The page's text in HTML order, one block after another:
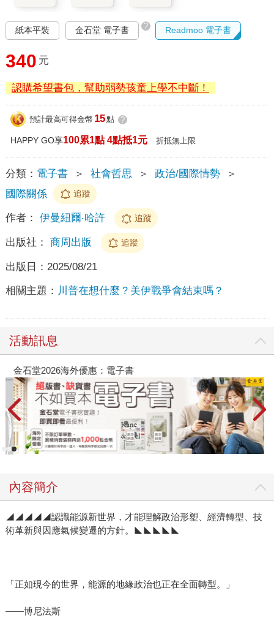
紙本平裝 金石堂 電子書 ? Readmoo 電子書
340 元
認購希望書包，幫助弱勢孩童上學不中斷！
預計最高可得金幣 15點 ?
HAPPY GO享100累1點 4點抵1元 折抵無上限
分類： 電子書 ＞ 社會哲思 ＞ 政治/國際情勢
＞
國際關係
追蹤
作者： 伊曼紐爾‧哈許 追蹤
出版社： 商周出版 追蹤
出版日： 2025/08/21
相關主題： 川普在想什麼？美伊戰爭會結束嗎？
活動訊息
金石堂2026海外優惠：電子書
內容簡介
◢◢◢◢◢認識能源新世界，才能理解政治形塑、經濟轉型、技
術革新與因應氣候變遷的方針。◣◣◣◣◣
「正如現今的世界，能源的地緣政治也正在全面轉型。」
——博尼法斯